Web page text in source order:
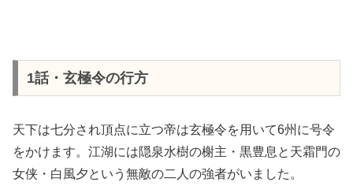
1話・玄極令の行方
天下は七分され頂点に立つ帝は玄極令を用いて6州に号令
をかけます。江湖には隠泉水樹の榭主・黒豊息と天霜門の
女侠・白風夕という無敵の二人の強者がいました。